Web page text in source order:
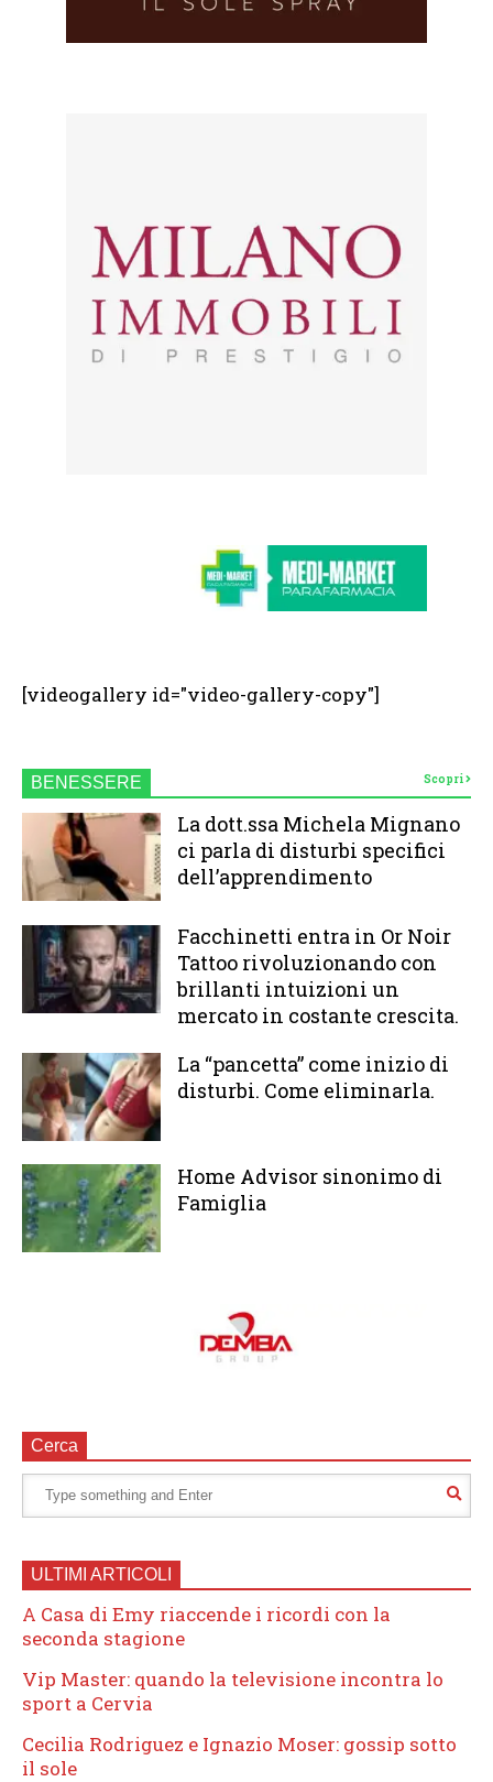
[videogallery id="video-gallery-copy"]
BENESSERE Scopri
La dott.ssa Michela Mignano
ci parla di disturbi specifici
dell’apprendimento
Facchinetti entra in Or Noir
Tattoo rivoluzionando con
brillanti intuizioni un
mercato in costante crescita.
La “pancetta” come inizio di
disturbi. Come eliminarla.
Home Advisor sinonimo di
Famiglia
Cerca
ULTIMI ARTICOLI
A Casa di Emy riaccende i ricordi con la
seconda stagione
Vip Master: quando la televisione incontra lo
sport a Cervia
Cecilia Rodriguez e Ignazio Moser: gossip sotto
il sole